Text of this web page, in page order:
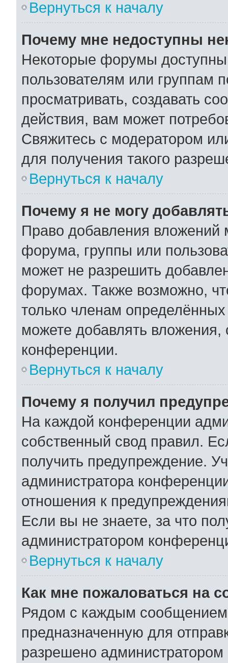
Вернуться к началу
Почему мне недоступны
Некоторые форумы
пользователям или группам
просматривать, создавать
действия, вам может
Свяжитесь с модератором
для получения такого
Вернуться к началу
Почему я не могу
Право добавления вложений
форума, группы или
может не разрешить
форумах. Также возможно,
только членам
можете добавлять
конференции.
Вернуться к началу
Почему я получил
На каждой конференции
собственный свод правил.
получить предупреждение.
администратора
отношения к
Если вы не знаете, за что
администратором
Вернуться к началу
Как мне пожаловаться на
Рядом с каждым сообщением
предназначенную для
разрешено